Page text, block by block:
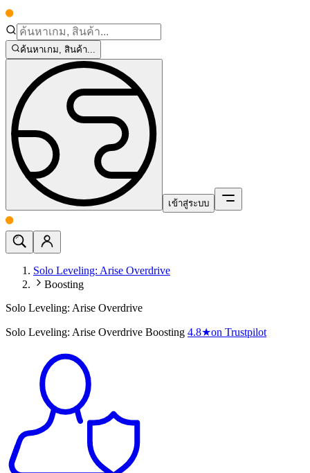
ค้นหาเกม, สินค้า...
เข้าสู่ระบบ
Solo Leveling: Arise Overdrive
Boosting
Solo Leveling: Arise Overdrive
Solo Leveling: Arise Overdrive Boosting 4.8★on Trustpilot